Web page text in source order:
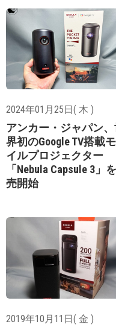
2024年01月25日( 木 )
アンカー・ジャパン
界初のGoogle TV搭載
イルプロジェクター
「Nebula Capsule 3」
売開始
2019年10月11日( 金 )